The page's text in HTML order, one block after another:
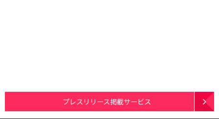
プレスリリース掲載サービス